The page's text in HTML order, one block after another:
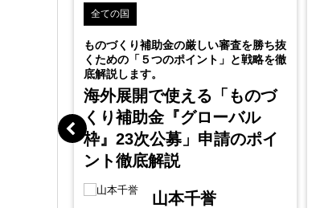
全ての国
ものづくり補助金の厳しい審査を勝ち抜
くための「５つのポイント」と戦略を徹
底解説します。
海外展開で使える「ものづ
くり補助金『グローバル
枠』23次公募」申請のポイ
ント徹底解説
山本千誉